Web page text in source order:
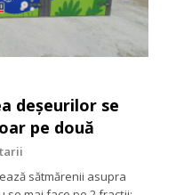
deșeurilor se
pe două
sătmărenii asupra